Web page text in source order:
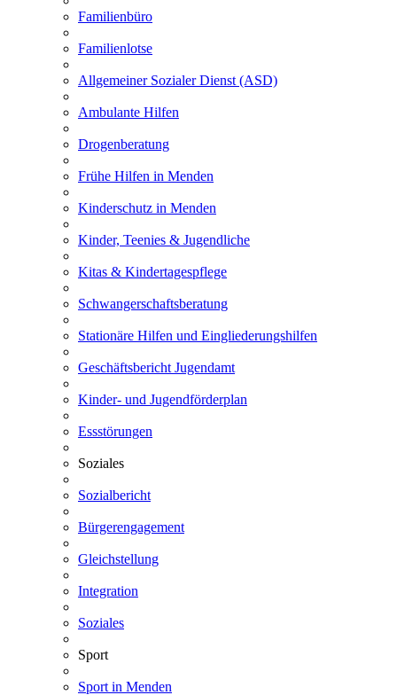
Familienbüro
Familienlotse
Allgemeiner Sozialer Dienst (ASD)
Ambulante Hilfen
Drogenberatung
Frühe Hilfen in Menden
Kinderschutz in Menden
Kinder, Teenies & Jugendliche
Kitas & Kindertagespflege
Schwangerschaftsberatung
Stationäre Hilfen und Eingliederungshilfen
Geschäftsbericht Jugendamt
Kinder- und Jugendförderplan
Essstörungen
Soziales
Sozialbericht
Bürgerengagement
Gleichstellung
Integration
Soziales
Sport
Sport in Menden